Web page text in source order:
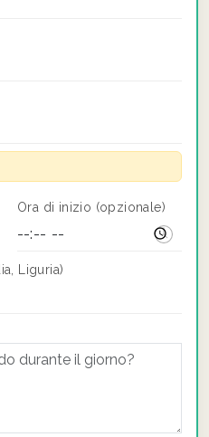
Ora di inizio (opzionale)
Liguria)